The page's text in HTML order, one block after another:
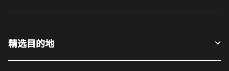
精选目的地